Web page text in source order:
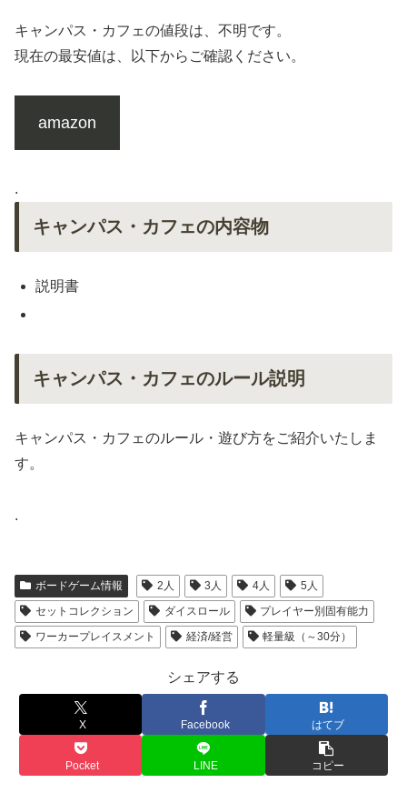
キャンパス・カフェの値段は、不明です。
現在の最安値は、以下からご確認ください。
amazon
.
キャンパス・カフェの内容物
説明書
キャンパス・カフェのルール説明
キャンパス・カフェのルール・遊び方をご紹介いたしま
す。
.
ボードゲーム情報 2人 3人 4人
5人
セットコレクション
ダイスロール
プレイヤー別固有能力
ワーカープレイスメント
経済/経営 軽量級（～30分）
シェアする
X Facebook はてブ
Pocket LINE コピー